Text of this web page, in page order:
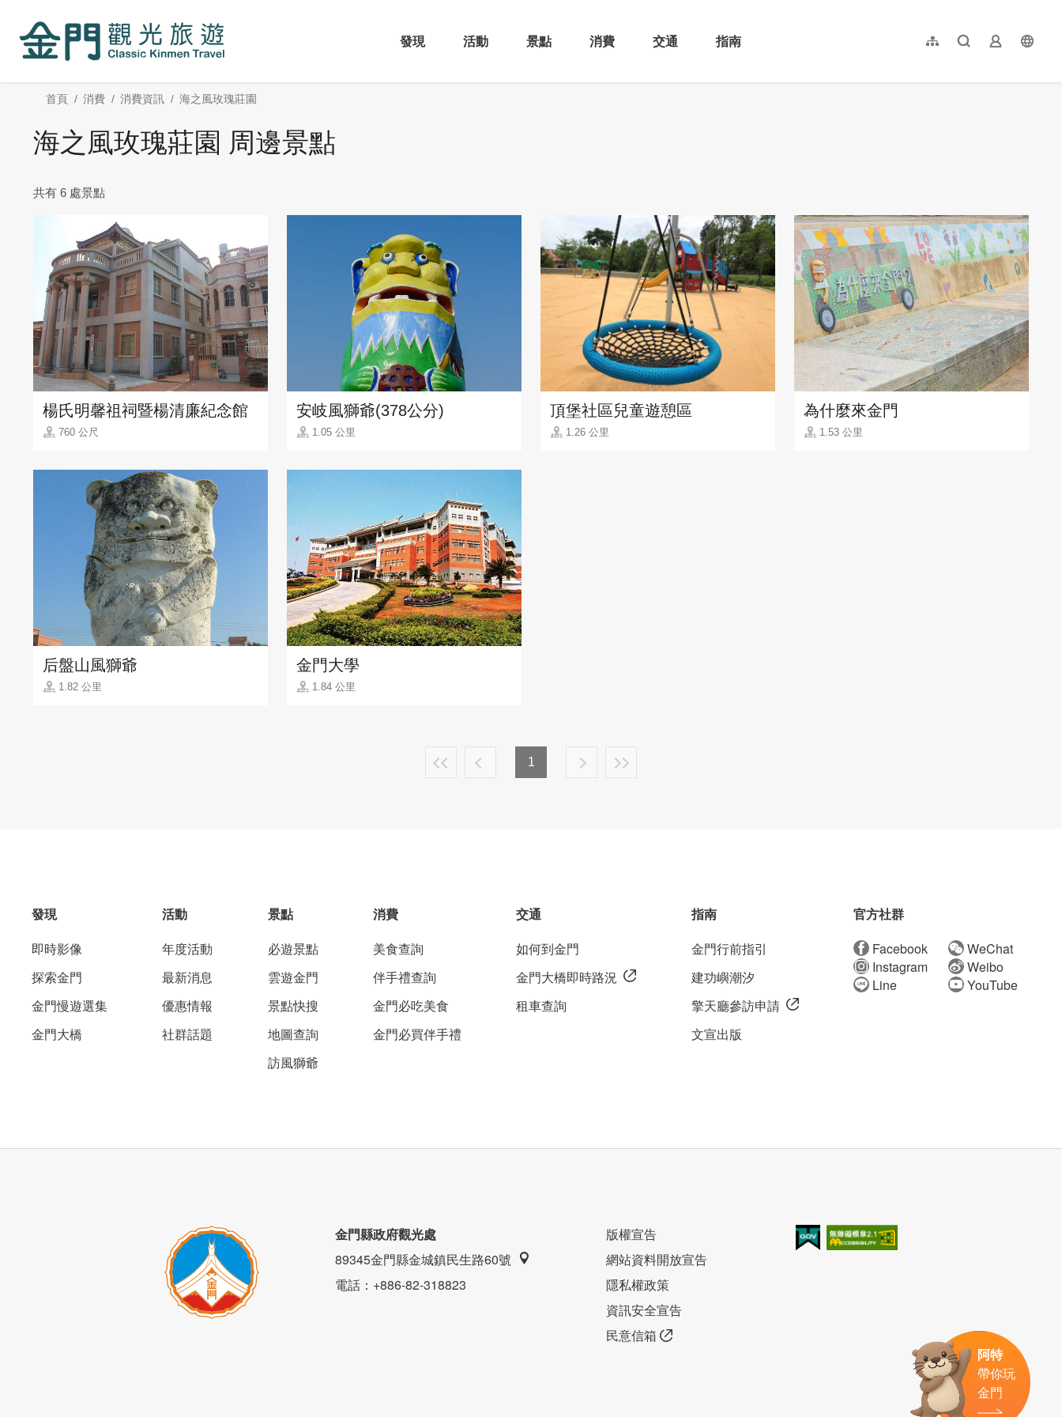
內
發現
活動 景點 消費 交通 指南 網站導覽全文檢索業者登入
简体中文
首頁 消費 消費資訊 海之風玫瑰莊園
海之風玫瑰莊園 周邊景點
共有 6 處景點
楊氏明馨祖祠暨楊清廉紀念館
760 公尺
安岐風獅爺(378公分)
1.05 公里
頂堡社區兒童遊憩區
1.26 公里
為什麼來金門
1.53 公里
后盤山風獅爺
1.82 公里
金門大學
1.84 公里
1
阿特
帶你玩
金門
發現
即時影像
探索金門
金門慢遊選集
金門大橋
活動
年度活動
最新消息
優惠情報
社群話題
景點
必遊景點
雲遊金門
景點快搜
地圖查詢
訪風獅爺
消費
美食查詢
伴手禮查詢
金門必吃美食
金門必買伴手禮
交通
如何到金門
金門大橋即時路況
租車查詢
指南
金門行前指引
建功嶼潮汐
擎天廳參訪申請
文宣出版
官方社群
Facebook
WeChat
Instagram
Weibo
Line
YouTube
金門縣政府觀光處
89345金門縣金城鎮民生路60號
電話：+886-82-318823
版權宣告
網站資料開放宣告
隱私權政策
資訊安全宣告
民意信箱